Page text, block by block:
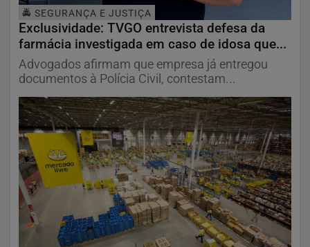
🚔 SEGURANÇA E JUSTIÇA
Exclusividade: TVGO entrevista defesa da
farmácia investigada em caso de idosa que...
Advogados afirmam que empresa já entregou
documentos à Polícia Civil, contestam...